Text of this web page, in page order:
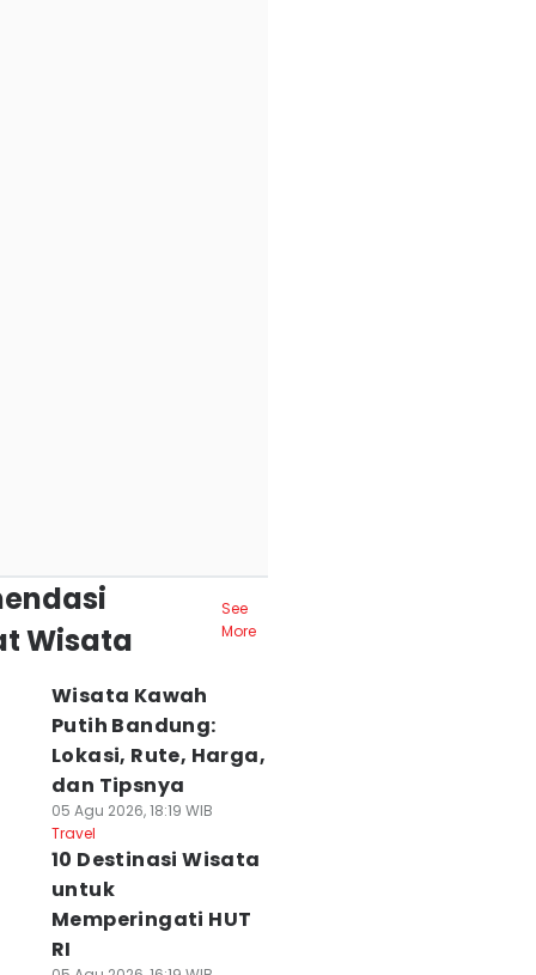
Wisata
See
More
Wisata Kawah
Putih Bandung:
Lokasi, Rute, Harga,
dan Tipsnya
05 Agu 2026, 18:19 WIB
Travel
10 Destinasi Wisata
untuk
Memperingati HUT
RI